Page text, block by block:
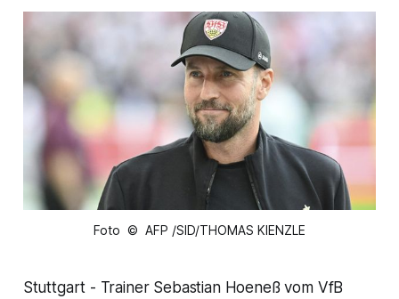
Foto © AFP /SID/THOMAS KIENZLE
Stuttgart - Trainer Sebastian Hoeneß vom VfB